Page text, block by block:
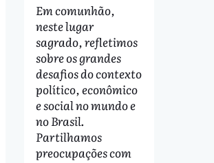
Em comunhão,
neste lugar
sagrado, refletimos
sobre os grandes
desafios do contexto
político, econômico
e social no mundo e
no Brasil.
Partilhamos
preocupações com